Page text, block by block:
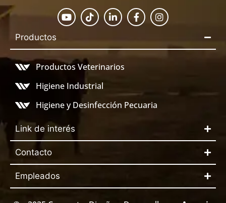
Productos
Productos Veterinarios
Higiene Industrial
Higiene y Desinfección Pecuaria
Link de interés
Contacto
Empleados